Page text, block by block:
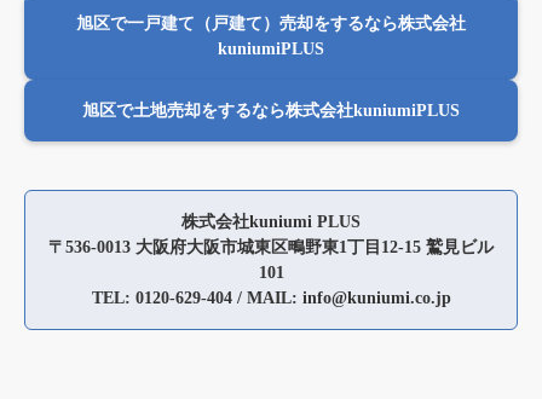
旭区で一戸建て（戸建て）売却をするなら株式会社
kuniumiPLUS
旭区で土地売却をするなら株式会社kuniumiPLUS
株式会社kuniumi PLUS
〒536-0013 大阪府大阪市城東区鴫野東1丁目12-15 鷲見ビル
101
TEL: 0120-629-404 / MAIL: info@kuniumi.co.jp